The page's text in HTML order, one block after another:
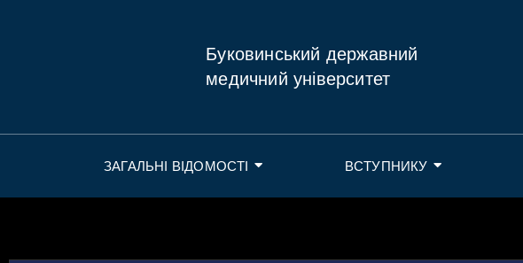
Буковинський державний
медичний університет
ЗАГАЛЬНІ ВІДОМОСТІ ВСТУПНИКУ